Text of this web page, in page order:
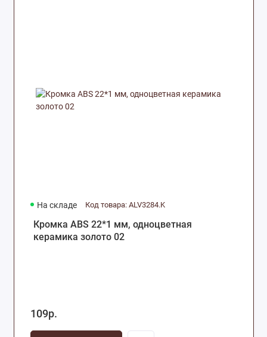
На складе Код товара: ALV3284.K
Кромка ABS 22*1 мм, одноцветная
керамика золото 02
109р.